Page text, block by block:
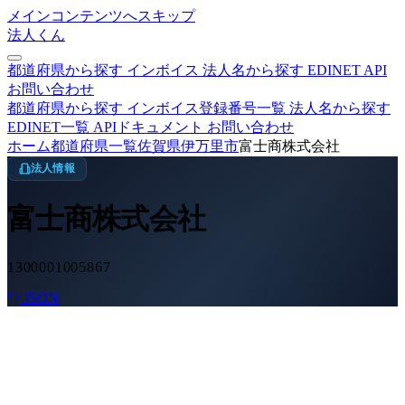
メインコンテンツへスキップ
法人くん
都道府県から探す インボイス 法人名から探す EDINET API
お問い合わせ
都道府県から探す インボイス登録番号一覧 法人名から探す
EDINET一覧 APIドキュメント お問い合わせ
ホーム都道府県一覧佐賀県伊万里市富士商株式会社
法人情報
富士商株式会社
1300001005867
JSON